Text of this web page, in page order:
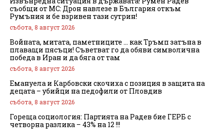
съобщи от МС: Дрон навлезе в България откъм
Румъния и бе взривен тази сутрин!
събота, 8 август 2026
Войната, митата, паметниците … как Тръмп затъна в
плаващи пясъци! Съветват го да обяви символична
победа в Иран и да бяга от там
събота, 8 август 2026
Емануела и Карбовски скочиха с позиция в защита на
децата – убийци на педофили от Пловдив
събота, 8 август 2026
Гореща социология: Партията на Радев бие ГЕРБ с
четворна разлика – 43% на 12 !!!